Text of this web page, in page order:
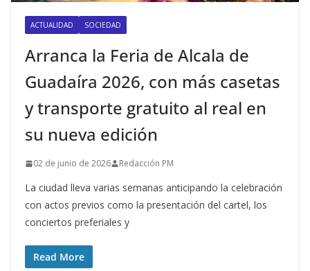
ACTUALIDAD SOCIEDAD
Arranca la Feria de Alcala de
Guadaíra 2026, con más casetas
y transporte gratuito al real en
su nueva edición
02 de junio de 2026 Redacción PM
La ciudad lleva varias semanas anticipando la celebración
con actos previos como la presentación del cartel, los
conciertos preferiales y
Read More